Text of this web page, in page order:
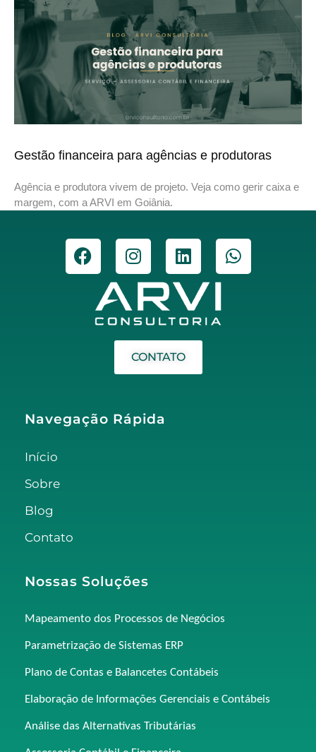
Gestão financeira para agências e produtoras
Agência e produtora vivem de projeto. Veja como gerir caixa e
margem, com a ARVI em Goiânia.
CONTATO
Navegação Rápida
Início
Sobre
Blog
Contato
Nossas Soluções
Mapeamento dos Processos de Negócios
Parametrização de Sistemas ERP
Plano de Contas e Balancetes Contábeis
Elaboração de Informações Gerenciais e Contábeis
Análise das Alternativas Tributárias